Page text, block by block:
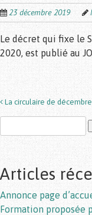
23 décembre 2019
Le décret qui fixe le
2020, est publié au
Post
La circulaire de
Articles
Annonce page
Formation proposée